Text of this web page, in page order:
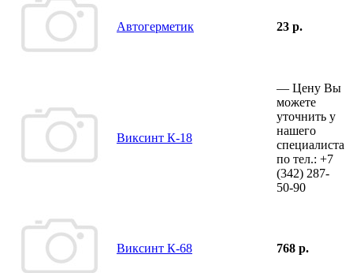
Автогерметик 23 р.
Виксинт К-18
— Цену Вы
можете
уточнить у
нашего
специалиста
по тел.: +7
(342) 287-
50-90
Виксинт К-68 768 р.